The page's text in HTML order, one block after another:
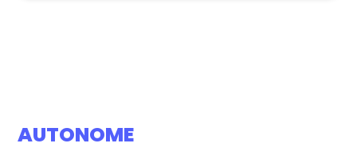
AUTONOME